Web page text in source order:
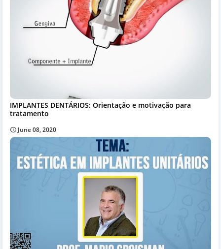
IMPLANTES DENTÁRIOS: Orientação e motivação para
tratamento
June 08, 2020